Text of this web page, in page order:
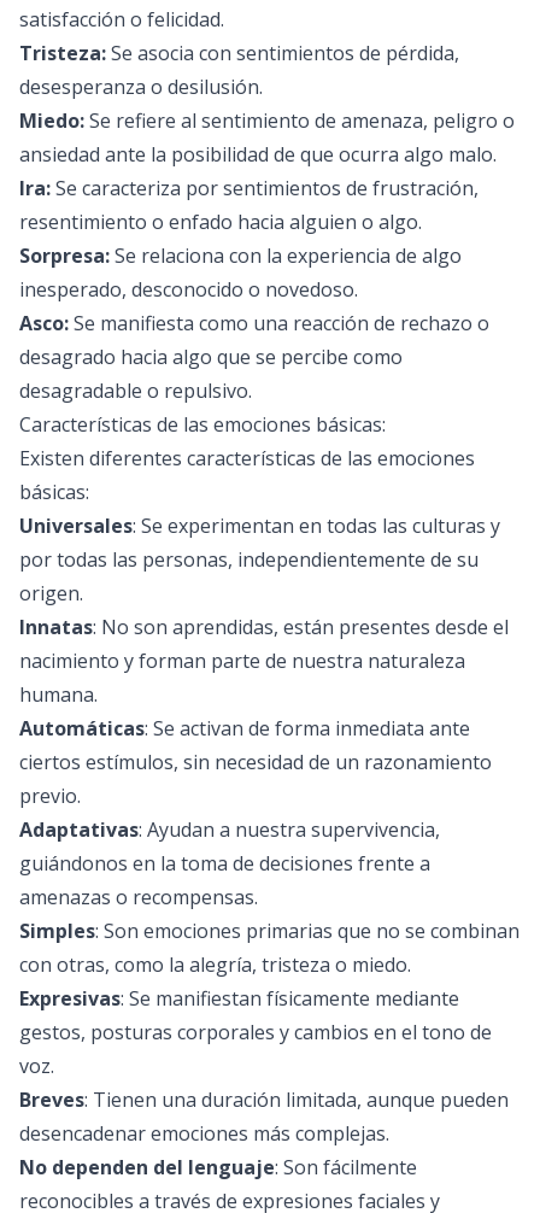
satisfacción o felicidad.
Tristeza:Se asocia con sentimientos de pérdida,
desesperanza o desilusión.
Miedo:Se refiere al sentimiento de amenaza, peligro o
ansiedad ante la posibilidad de que ocurra algo malo.
Ira:Se caracteriza por sentimientos de frustración,
resentimiento o enfado hacia alguien o algo.
Sorpresa:Se relaciona con la experiencia de algo
inesperado, desconocido o novedoso.
Asco:Se manifiesta como una reacción de rechazo o
desagrado hacia algo que se percibe como
desagradable o repulsivo.
Características de las emociones básicas:
Existen diferentes características de las emociones
básicas:
Universales: Se experimentan en todas las culturas y
por todas las personas, independientemente de su
origen.
Innatas: No son aprendidas, están presentes desde el
nacimiento y forman parte de nuestra naturaleza
humana.
Automáticas: Se activan de forma inmediata ante
ciertos estímulos, sin necesidad de un razonamiento
previo.
Adaptativas: Ayudan a nuestra supervivencia,
guiándonos en la toma de decisiones frente a
amenazas o recompensas.
Simples: Son emociones primarias que no se combinan
con otras, como la alegría, tristeza o miedo.
Expresivas: Se manifiestan físicamente mediante
gestos, posturas corporales y cambios en el tono de
voz.
Breves: Tienen una duración limitada, aunque pueden
desencadenar emociones más complejas.
No dependen del lenguaje: Son fácilmente
reconocibles a través de expresiones faciales y